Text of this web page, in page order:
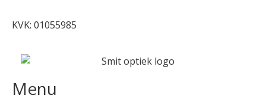
KVK: 01055985
Menu